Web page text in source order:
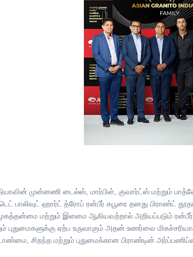
முன்னணி டைல்ஸ், மார்பிள், குவார்ட்ஸ் மற்றும்
பாலிவுட் ஹார்ட் த்ரோப் ரன்பீர் கபூரை தனது பிராண்ட்
மற்றும் இளமை ஆகியவற்றால் அறியப்படும் ரன்பீர்
புதுமைகளுக்கு ஏற்ப உருவாகும் அதன் உணர்வை
சிறந்த மற்றும் புதுமைக்கான பிராண்டின்